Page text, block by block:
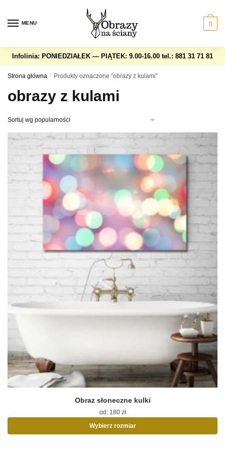
navigation
content
MENU 0
Infolinia: PONIEDZIAŁEK — PIĄTEK: 9.00-16.00 tel.: 881 31 71 81
Strona główna / Produkty oznaczone “obrazy z kulami”
obrazy z kulami
Obraz słoneczne kulki
od: 180 zł
Wybierz rozmiar